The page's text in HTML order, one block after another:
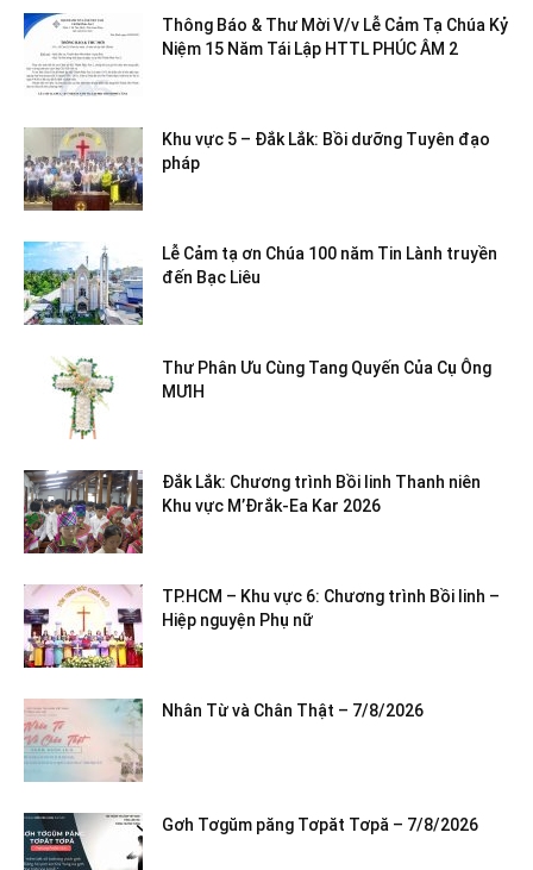
Thông Báo & Thư Mời V/v Lễ Cảm Tạ Chúa Kỷ
Niệm 15 Năm Tái Lập HTTL PHÚC ÂM 2
Khu vực 5 – Đắk Lắk: Bồi dưỡng Tuyên đạo
pháp
Lễ Cảm tạ ơn Chúa 100 năm Tin Lành truyền
đến Bạc Liêu
Thư Phân Ưu Cùng Tang Quyến Của Cụ Ông
MƯIH
Đắk Lắk: Chương trình Bồi linh Thanh niên
Khu vực M’Đrắk-Ea Kar 2026
TP.HCM – Khu vực 6: Chương trình Bồi linh –
Hiệp nguyện Phụ nữ
Nhân Từ và Chân Thật – 7/8/2026
Gơh Tơgŭm păng Tơpăt Tơpă – 7/8/2026